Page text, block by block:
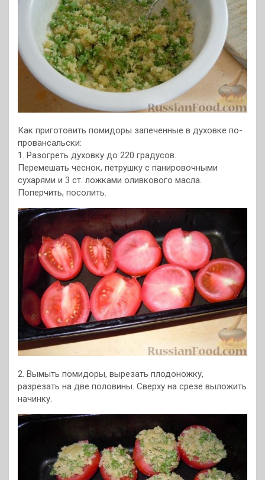
Как приготовить помидоры запеченные в духовке по-
провансальски:
1. Разогреть духовку до 220 градусов.
Перемешать чеснок, петрушку с панировочными
сухарями и 3 ст. ложками оливкового масла.
Поперчить, посолить.
2. Вымыть помидоры, вырезать плодоножку,
разрезать на две половины. Сверху на срезе выложить
начинку.